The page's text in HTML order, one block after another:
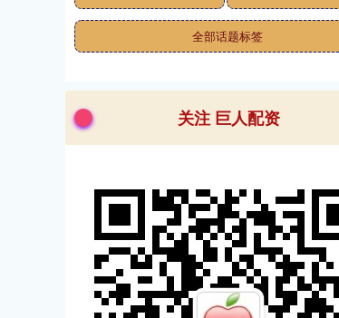
全部话题标签
关注 巨人配资